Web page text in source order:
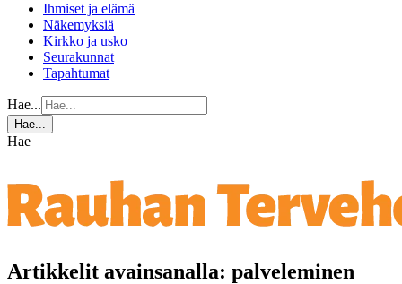
Ihmiset ja elämä
Näkemyksiä
Kirkko ja usko
Seurakunnat
Tapahtumat
Hae...
Hae...
Hae
Artikkelit avainsanalla: palveleminen